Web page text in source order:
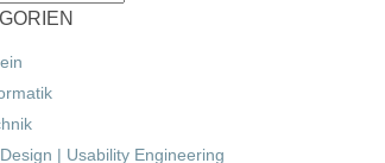
| Usability Engineering